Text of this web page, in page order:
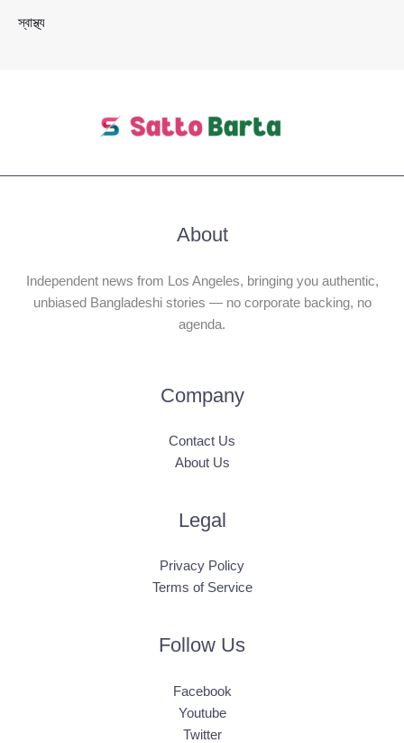
স্বাস্থ্য
About
Independent news from Los Angeles, bringing you authentic,
unbiased Bangladeshi stories — no corporate backing, no
agenda.
Company
Contact Us
About Us
Legal
Privacy Policy
Terms of Service
Follow Us
Facebook
Youtube
Twitter